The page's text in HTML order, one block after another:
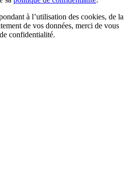
à l’utilisation des cookies, de la
de vos données, merci de vous
confidentialité.